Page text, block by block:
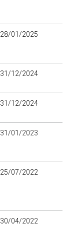
28/01/2025
31/12/2024
31/12/2024
31/01/2023
25/07/2022
30/04/2022